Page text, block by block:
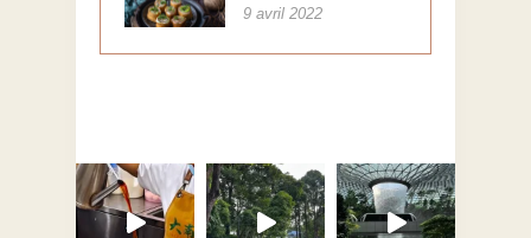
9 avril 2022